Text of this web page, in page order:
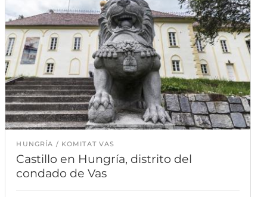
HUNGRÍA KOMITAT VAS
Castillo en Hungría, distrito del
condado de Vas